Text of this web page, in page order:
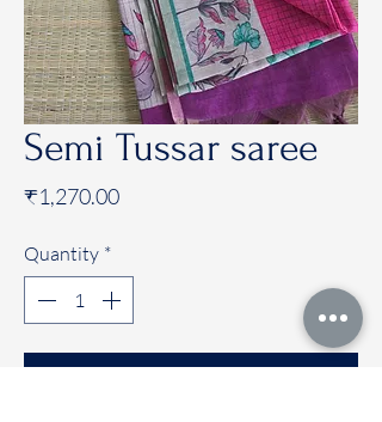
Semi Tussar saree
₹1,270.00Price
Quantity *